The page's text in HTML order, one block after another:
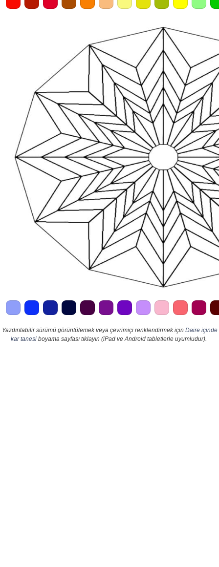
Yazdırılabilir sürümü görüntülemek veya çevrimiçi renklendirmek için Daire içinde
kar tanesi boyama sayfası tıklayın (iPad ve Android tabletlerle uyumludur).